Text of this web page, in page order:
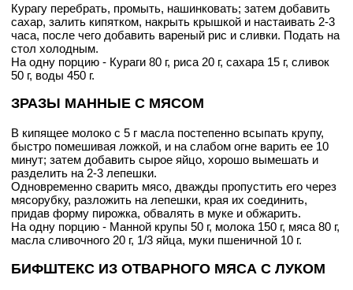
Курагу перебрать, промыть, нашинковать; затем добавить
сахар, залить кипятком, накрыть крышкой и настаивать 2-3
часа, после чего добавить вареный рис и сливки. Подать на
стол холодным.
На одну порцию - Кураги 80 г, риса 20 г, сахара 15 г, сливок
50 г, воды 450 г.
ЗРАЗЫ МАННЫЕ С МЯСОМ
В кипящее молоко с 5 г масла постепенно всыпать крупу,
быстро помешивая ложкой, и на слабом огне варить ее 10
минут; затем добавить сырое яйцо, хорошо вымешать и
разделить на 2-3 лепешки.
Одновременно сварить мясо, дважды пропустить его через
мясорубку, разложить на лепешки, края их соединить,
придав форму пирожка, обвалять в муке и обжарить.
На одну порцию - Манной крупы 50 г, молока 150 г, мяса 80 г,
масла сливочного 20 г, 1/3 яйца, муки пшеничной 10 г.
БИФШТЕКС ИЗ ОТВАРНОГО МЯСА С ЛУКОМ